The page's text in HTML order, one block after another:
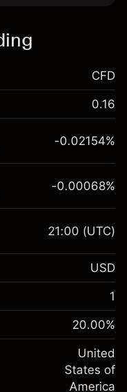
disponible para
CFD
0.16
$1,000.00
%
(-$1.08)
apalancamiento
-0.02154%
$1,000.00
-0.000682
%
(-$0.03)
-0.00068%
21:00 (UTC)
USD
1
20.00%
United
States of
America